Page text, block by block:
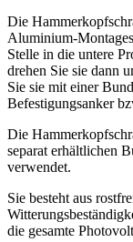
Die
Aluminium-
Stelle in die untere
drehen Sie sie dann
Sie sie mit einer
Befestigungsanker
Die
separat erhältlichen
verwendet.
Sie besteht aus
die gesamte